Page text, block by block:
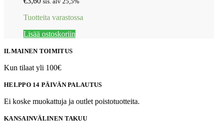
Tuotteita varastossa
Lisää ostoskoriin
ILMAINEN TOIMITUS
Kun tilaat yli 100€
HELPPO 14 PÄIVÄN PALAUTUS
Ei koske muokattuja ja outlet poistotuotteita.
KANSAINVÄLINEN TAKUU